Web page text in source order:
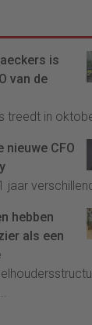
is
van de
treedt in
nieuwe CFO
jaar
hebben
als een